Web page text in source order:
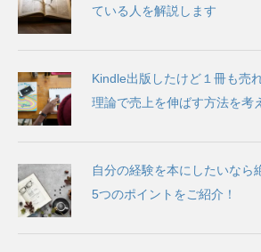
ている人を解説します
Kindle出版したけど１冊も売
理論で売上を伸ばす方法を考
自分の経験を本にしたいなら
5つのポイントをご紹介！